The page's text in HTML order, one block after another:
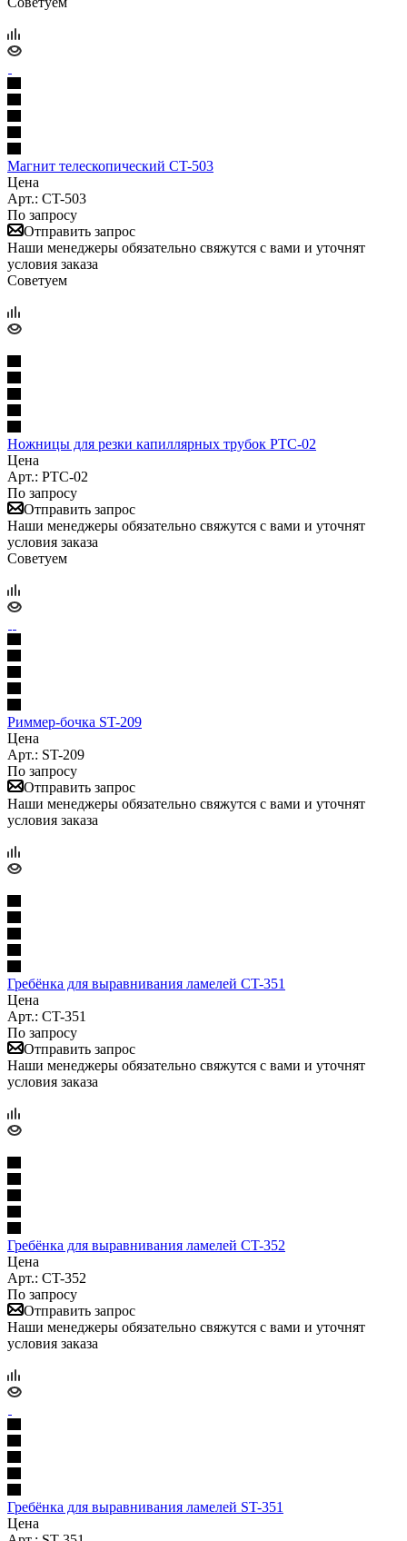
Магнит телескопический CT-503
Цена
Арт.: CT-503
По запросу
Отправить запрос
Наши менеджеры обязательно свяжутся с вами и уточнят
условия заказа
Советуем
Ножницы для резки капиллярных трубок PTC-02
Цена
Арт.: PTC-02
По запросу
Отправить запрос
Наши менеджеры обязательно свяжутся с вами и уточнят
условия заказа
Советуем
Риммер-бочка ST-209
Цена
Арт.: ST-209
По запросу
Отправить запрос
Наши менеджеры обязательно свяжутся с вами и уточнят
условия заказа
Гребёнка для выравнивания ламелей CT-351
Цена
Арт.: CT-351
По запросу
Отправить запрос
Наши менеджеры обязательно свяжутся с вами и уточнят
условия заказа
Гребёнка для выравнивания ламелей CT-352
Цена
Арт.: CT-352
По запросу
Отправить запрос
Наши менеджеры обязательно свяжутся с вами и уточнят
условия заказа
Гребёнка для выравнивания ламелей ST-351
Цена